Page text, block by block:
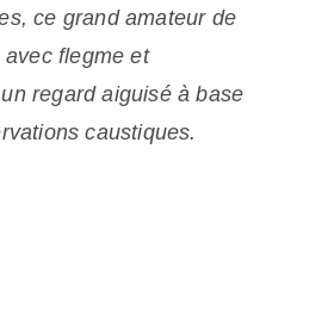
ce grand amateur de
flegme et
regard aiguisé à base
caustiques.